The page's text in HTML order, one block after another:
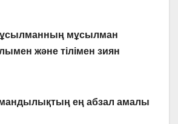
мұсылман
және тілімен зиян
ең абзал амалы